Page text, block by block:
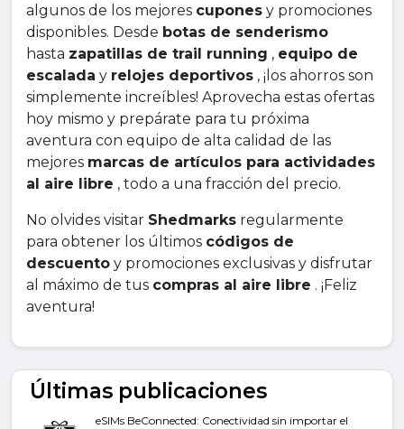
algunos de los mejores cupones y promociones
disponibles. Desde botas de senderismo
hasta zapatillas de trail running , equipo de
escalada y relojes deportivos , ¡los ahorros son
simplemente increíbles! Aprovecha estas ofertas
hoy mismo y prepárate para tu próxima
aventura con equipo de alta calidad de las
mejores marcas de artículos para actividades
al aire libre , todo a una fracción del precio.
No olvides visitar Shedmarks regularmente
para obtener los últimos códigos de
descuento y promociones exclusivas y disfrutar
al máximo de tus compras al aire libre . ¡Feliz
aventura!
Últimas publicaciones
eSIMs BeConnected: Conectividad sin importar el